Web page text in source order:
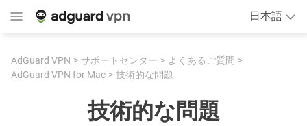
日本語
AdGuard VPN サポートセンター
よくあるご質問
AdGuard VPN for Mac
技術的な問題
技術的な問題